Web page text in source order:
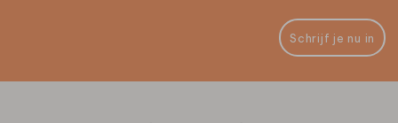
Schrijf je nu in